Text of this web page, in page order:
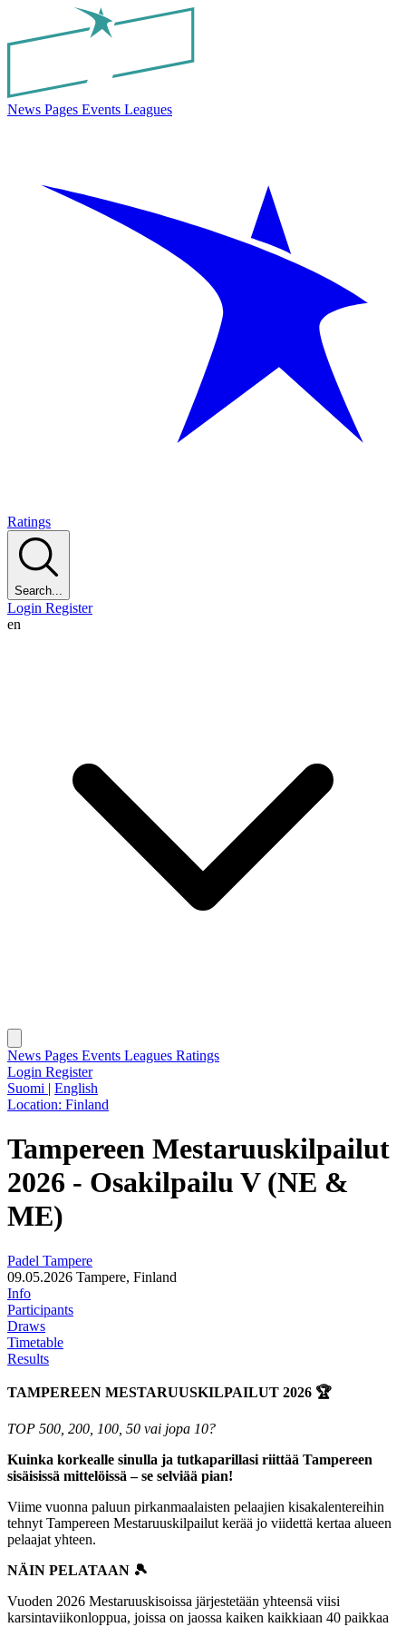
News Pages Events Leagues
Ratings
Search...
Login Register
en
News Pages Events Leagues Ratings
Login Register
Suomi | English
Location: Finland
Tampereen Mestaruuskilpailut
2026 - Osakilpailu V (NE &
ME)
Padel Tampere
09.05.2026 Tampere, Finland
Info
Participants
Draws
Timetable
Results
TAMPEREEN MESTARUUSKILPAILUT 2026 🏆
TOP 500, 200, 100, 50 vai jopa 10?
Kuinka korkealle sinulla ja tutkaparillasi riittää Tampereen
sisäisissä mittelöissä – se selviää pian!
Viime vuonna paluun pirkanmaalaisten pelaajien kisakalentereihin
tehnyt Tampereen Mestaruuskilpailut kerää jo viidettä kertaa alueen
pelaajat yhteen.
NÄIN PELATAAN 🎾
Vuoden 2026 Mestaruuskisoissa järjestetään yhteensä viisi
karsintaviikonloppua, joissa on jaossa kaiken kaikkiaan 40 paikkaa